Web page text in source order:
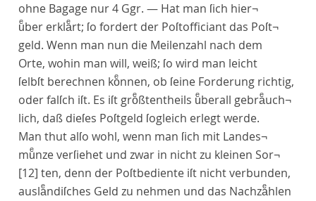
ohne Bagage nur 4 Ggr. — Hat man ſich hier¬
uͤber erklaͤrt; ſo fordert der Poſtofficiant das Poſt¬
geld. Wenn man nun die Meilenzahl nach dem
Orte, wohin man will, weiß; ſo wird man leicht
ſelbſt berechnen koͤnnen, ob ſeine Forderung richtig,
oder falſch iſt. Es iſt groͤßtentheils uͤberall gebraͤuch¬
lich, daß dieſes Poſtgeld ſogleich erlegt werde.
Man thut alſo wohl, wenn man ſich mit Landes¬
muͤnze verſiehet und zwar in nicht zu kleinen Sor¬
[12] ten, denn der Poſtbediente iſt nicht verbunden,
auslaͤndiſches Geld zu nehmen und das Nachzaͤhlen